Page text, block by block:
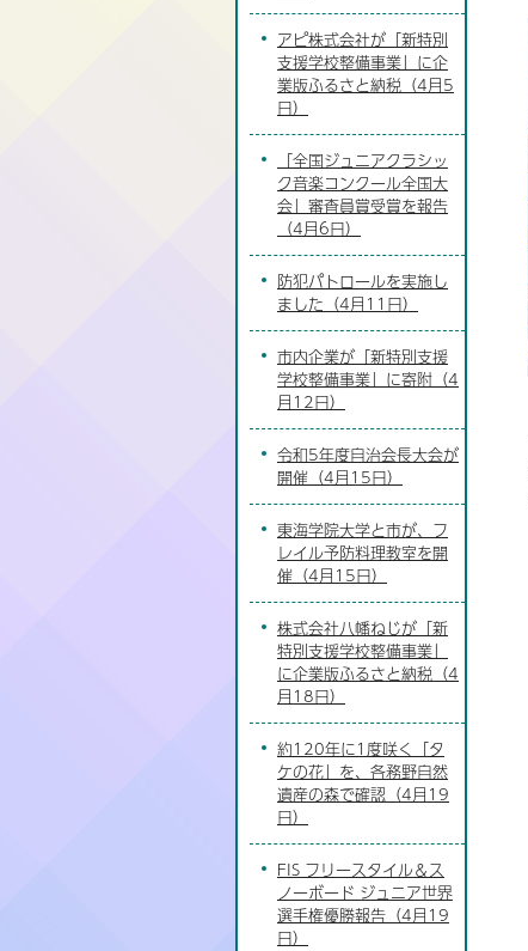
アピ株式会社が「新特別
支援学校整備事業」に企
業版ふるさと納税（4月5
日）
「全国ジュニアクラシッ
ク音楽コンクール全国大
会」審査員賞受賞を報告
（4月6日）
防犯パトロールを実施し
ました（4月11日）
市内企業が「新特別支援
学校整備事業」に寄附（4
月12日）
令和5年度自治会長大会が
開催（4月15日）
東海学院大学と市が、フ
レイル予防料理教室を開
催（4月15日）
株式会社八幡ねじが「新
特別支援学校整備事業」
に企業版ふるさと納税（4
月18日）
約120年に1度咲く「タ
ケの花」を、各務野自然
遺産の森で確認（4月19
日）
FIS フリースタイル＆ス
ノーボード ジュニア世界
選手権優勝報告（4月19
日）